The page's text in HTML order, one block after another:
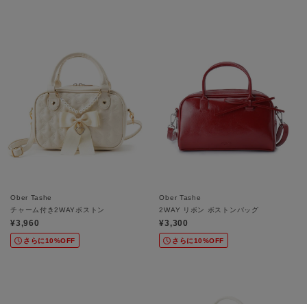
Ober Tashe
チャーム付き2WAYボストン
¥3,960
さらに10%OFF
Ober Tashe
2WAY リボン ボストンバッグ
¥3,300
さらに10%OFF